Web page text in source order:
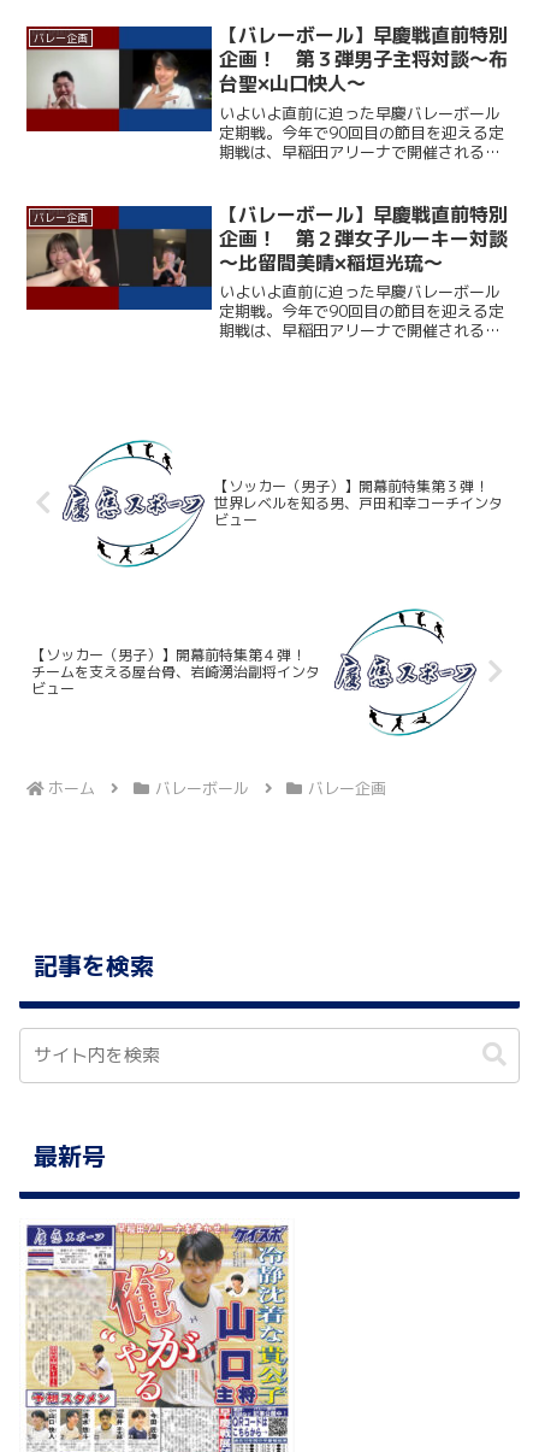
ており、打倒・ワセダに向けて勢いに乗
っている。一方の早大...
バレー企画
【バレーボール】早慶戦直前特別
企画！ 第３弾男子主将対談～布
台聖×山口快人～
いよいよ直前に迫った早慶バレーボール
定期戦。今年で90回目の節目を迎える定
期戦は、早稲田アリーナで開催される。
ており、打倒・ワセダに向けて勢いに乗
っている。一方の早大...
バレー企画
【バレーボール】早慶戦直前特別
企画！ 第２弾女子ルーキー対談
～比留間美晴×稲垣光琉～
いよいよ直前に迫った早慶バレーボール
定期戦。今年で90回目の節目を迎える定
期戦は、早稲田アリーナで開催される。
【ソッカー（男子）】開幕前特集第３弾！
世界レベルを知る男、戸田和幸コーチインタ
ビュー
【ソッカー（男子）】開幕前特集第４弾！
チームを支える屋台骨、岩崎湧治副将インタ
ビュー
ホーム バレーボール バレー企画
記事を検索
最新号